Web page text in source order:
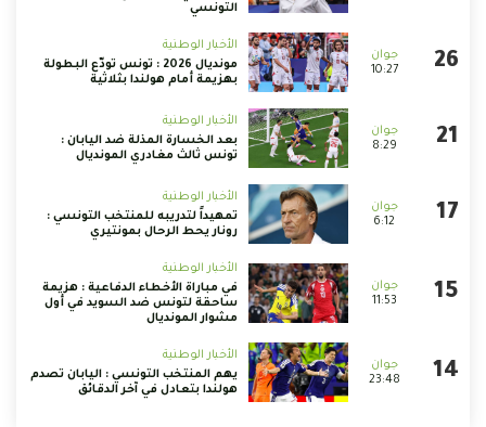
التونسي
10:27
الأخبار الوطنية
مونديال 2026 : تونس تودّع البطولة
بهزيمة أمام هولندا بثلاثية
8:29
الأخبار الوطنية
بعد الخسارة المذلة ضد اليابان :
تونس ثالث مغادري المونديال
6:12
الأخبار الوطنية
تمهيداً لتدريبه للمنتخب التونسي :
رونار يحط الرحال بمونتيري
11:53
الأخبار الوطنية
في مباراة الأخطاء الدفاعية : هزيمة
ساحقة لتونس ضد السويد في أول
مشوار المونديال
23:48
الأخبار الوطنية
يهم المنتخب التونسي : اليابان تصدم
هولندا بتعادل في آخر الدقائق